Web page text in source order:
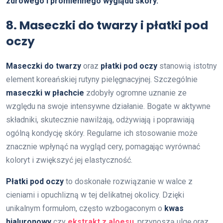
8. Maseczki do twarzy i płatki pod
oczy
Maseczki do twarzy oraz płatki pod oczy stanowią istotny
element koreańskiej rutyny pielęgnacyjnej. Szczególnie
maseczki w płachcie zdobyły ogromne uznanie ze
względu na swoje intensywne działanie. Bogate w aktywne
składniki, skutecznie nawilżają, odżywiają i poprawiają
ogólną kondycję skóry. Regularne ich stosowanie może
znacznie wpłynąć na wygląd cery, pomagając wyrównać
koloryt i zwiększyć jej elastyczność.
Płatki pod oczy to doskonałe rozwiązanie w walce z
cieniami i opuchlizną w tej delikatnej okolicy. Dzięki
unikalnym formułom, często wzbogaconym o kwas